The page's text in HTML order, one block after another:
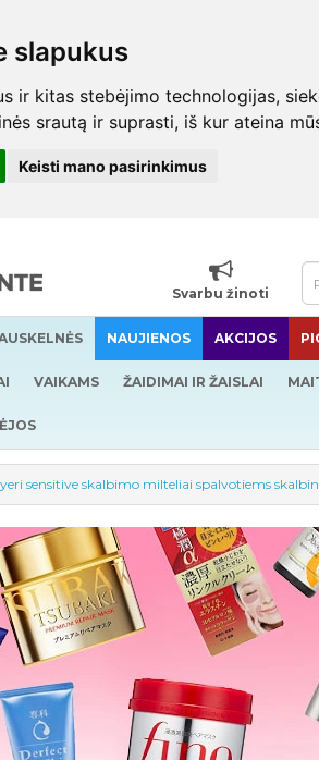
slapukus
ir kitas stebėjimo technologijas,
srautą ir suprasti, iš kur ateina
Keisti mano pasirinkimus
Svarbu žinoti
NAUJIENOS AKCIJOS
VAIKAMS ŽAIDIMAI IR ŽAISLAI
sensitive skalbimo milteliai spalvotiems